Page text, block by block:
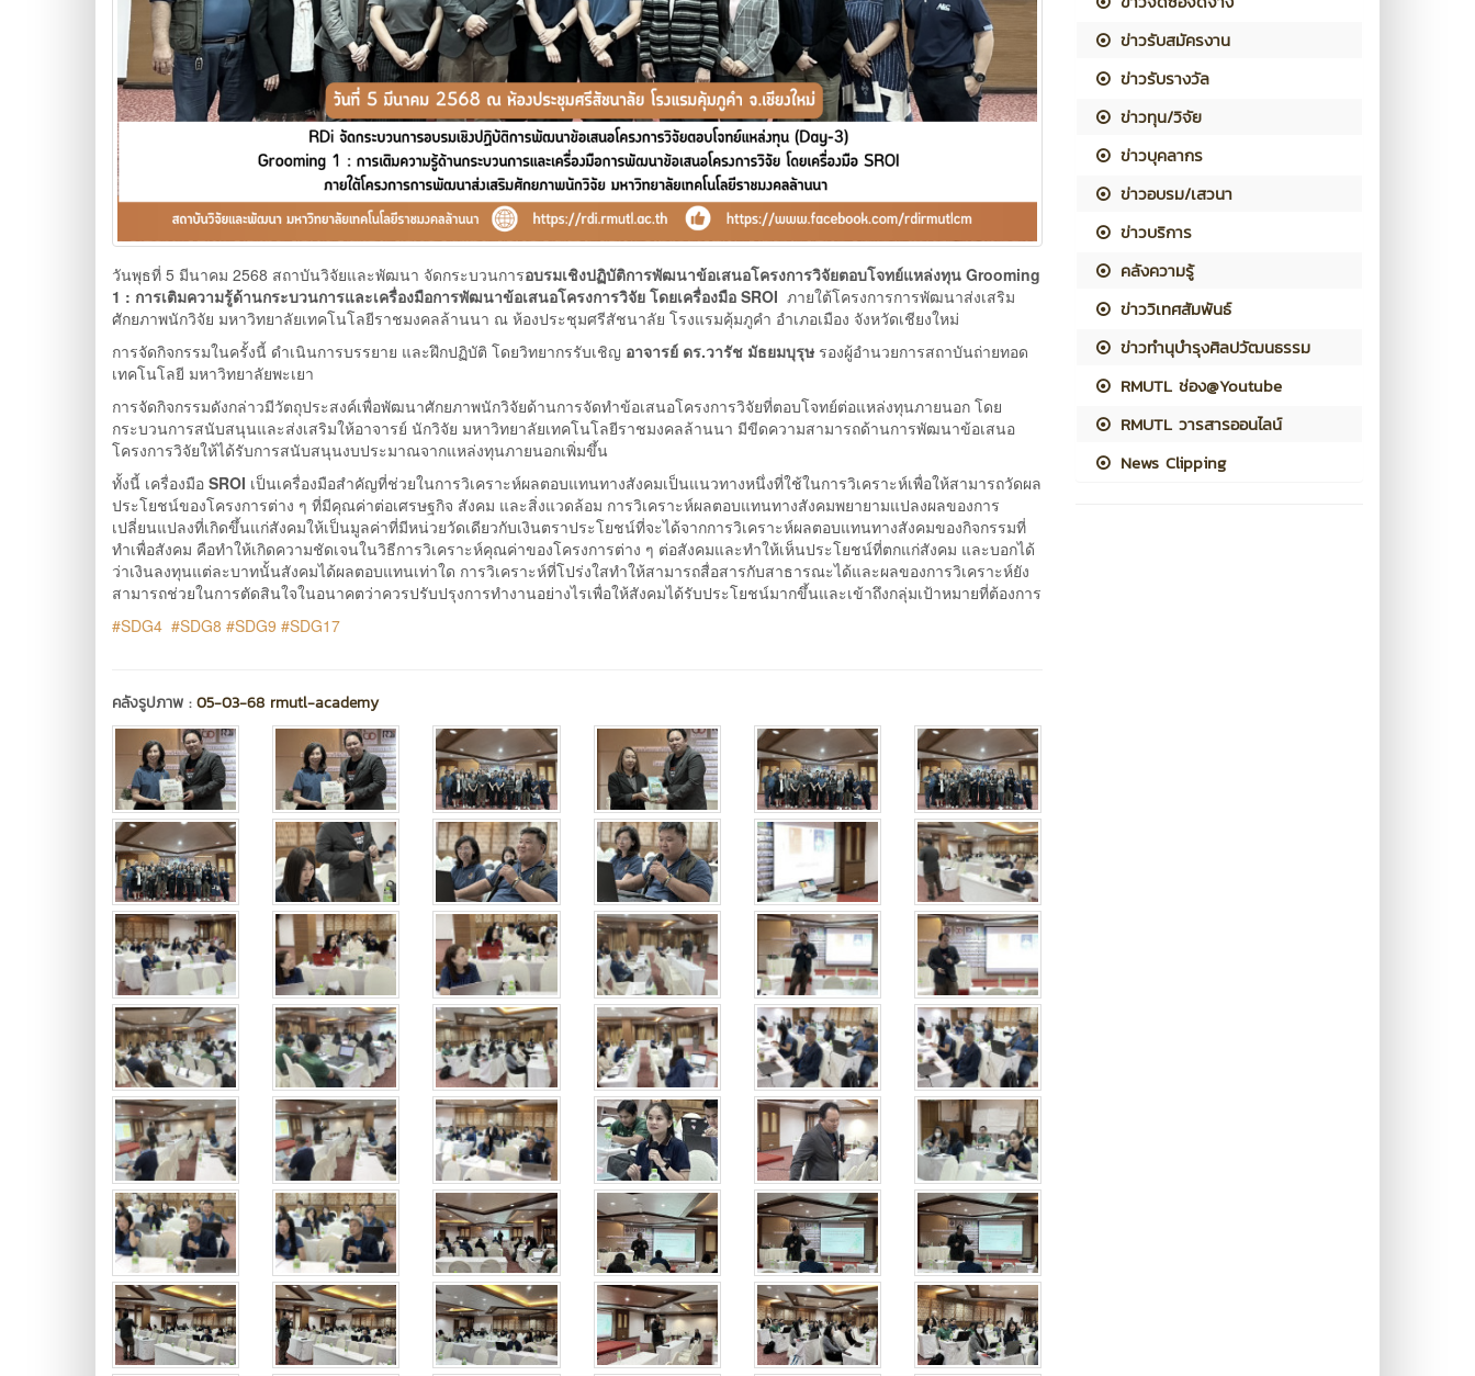
วันพุธที่ 5 มีนาคม 2568 สถาบันวิจัยและพัฒนา จัดกระบวนการอบรมเชิงปฏิบัติการพัฒนาข้อเสนอโครงการวิจัยตอบโจทย์แหล่งทุน Grooming
1 : การเติมความรู้ด้านกระบวนการและเครื่องมือการพัฒนาข้อเสนอโครงการวิจัย โดยเครื่องมือ SROI ภายใต้โครงการการพัฒนาส่งเสริม
ศักยภาพนักวิจัย มหาวิทยาลัยเทคโนโลยีราชมงคลล้านนา ณ ห้องประชุมศรีสัชนาลัย โรงแรมคุ้มภูคำ อำเภอเมือง จังหวัดเชียงใหม่
การจัดกิจกรรมในครั้งนี้ ดำเนินการบรรยาย และฝึกปฏิบัติ โดยวิทยากรรับเชิญ อาจารย์ ดร.วารัช มัธยมบุรุษ รองผู้อํานวยการสถาบันถ่ายทอด
เทคโนโลยี มหาวิทยาลัยพะเยา
การจัดกิจกรรมดังกล่าวมีวัตถุประสงค์เพื่อพัฒนาศักยภาพนักวิจัยด้านการจัดทำข้อเสนอโครงการวิจัยที่ตอบโจทย์ต่อแหล่งทุนภายนอก โดย
กระบวนการสนับสนุนและส่งเสริมให้อาจารย์ นักวิจัย มหาวิทยาลัยเทคโนโลยีราชมงคลล้านนา มีขีดความสามารถด้านการพัฒนาข้อเสนอ
โครงการวิจัยให้ได้รับการสนับสนุนงบประมาณจากแหล่งทุนภายนอกเพิ่มขึ้น
ทั้งนี้ เครื่องมือ SROI เป็นเครื่องมือสำคัญที่ช่วยในการวิเคราะห์ผลตอบแทนทางสังคมเป็นแนวทางหนึ่งที่ใช้ในการวิเคราะห์เพื่อให้สามารถวัดผล
ประโยชน์ของโครงการต่าง ๆ ที่มีคุณค่าต่อเศรษฐกิจ สังคม และสิ่งแวดล้อม การวิเคราะห์ผลตอบแทนทางสังคมพยายามแปลงผลของการ
เปลี่ยนแปลงที่เกิดขึ้นแก่สังคมให้เป็นมูลค่าที่มีหน่วยวัดเดียวกับเงินตราประโยชน์ที่จะได้จากการวิเคราะห์ผลตอบแทนทางสังคมของกิจกรรมที่
ทำเพื่อสังคม คือทำให้เกิดความชัดเจนในวิธีการวิเคราะห์คุณค่าของโครงการต่าง ๆ ต่อสังคมและทำให้เห็นประโยชน์ที่ตกแก่สังคม และบอกได้
ว่าเงินลงทุนแต่ละบาทนั้นสังคมได้ผลตอบแทนเท่าใด การวิเคราะห์ที่โปร่งใสทำให้สามารถสื่อสารกับสาธารณะได้และผลของการวิเคราะห์ยัง
สามารถช่วยในการตัดสินใจในอนาคตว่าควรปรับปรุงการทำงานอย่างไรเพื่อให้สังคมได้รับประโยชน์มากขึ้นและเข้าถึงกลุ่มเป้าหมายที่ต้องการ
#SDG4 #SDG8 #SDG9 #SDG17
คลังรูปภาพ :05-03-68 rmutl-academy
ข่าวรับสมัครงาน
ข่าวรับรางวัล
ข่าวทุน/วิจัย
ข่าวบุคลากร
ข่าวอบรม/เสวนา
ข่าวบริการ
คลังความรู้
ข่าววิเทศสัมพันธ์
ข่าวทำนุบำรุงศิลปวัฒนธรรม
RMUTL ช่อง@Youtube
RMUTL วารสารออนไลน์
News Clipping